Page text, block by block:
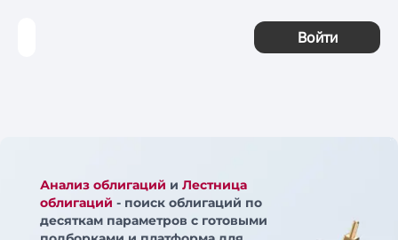
Войти
Анализ облигаций и Лестница
облигаций - поиск облигаций по
десяткам параметров с готовыми